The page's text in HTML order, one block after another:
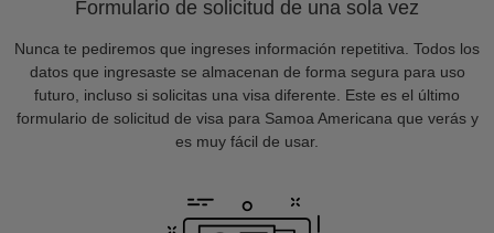
Formulario de solicitud de una sola vez
Nunca te pediremos que ingreses información repetitiva. Todos los
datos que ingresaste se almacenan de forma segura para uso
futuro, incluso si solicitas una visa diferente. Este es el último
formulario de solicitud de visa para Samoa Americana que verás y
es muy fácil de usar.